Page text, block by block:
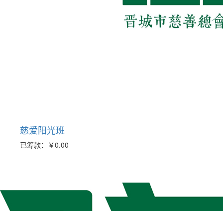
慈爱阳光班
已筹款： ￥0.00